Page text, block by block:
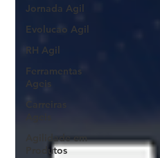
Jornada Agil
Evolucao Agil
RH Agil
Ferramentas
Ageis
Carreiras
Agilidade em
Produtos